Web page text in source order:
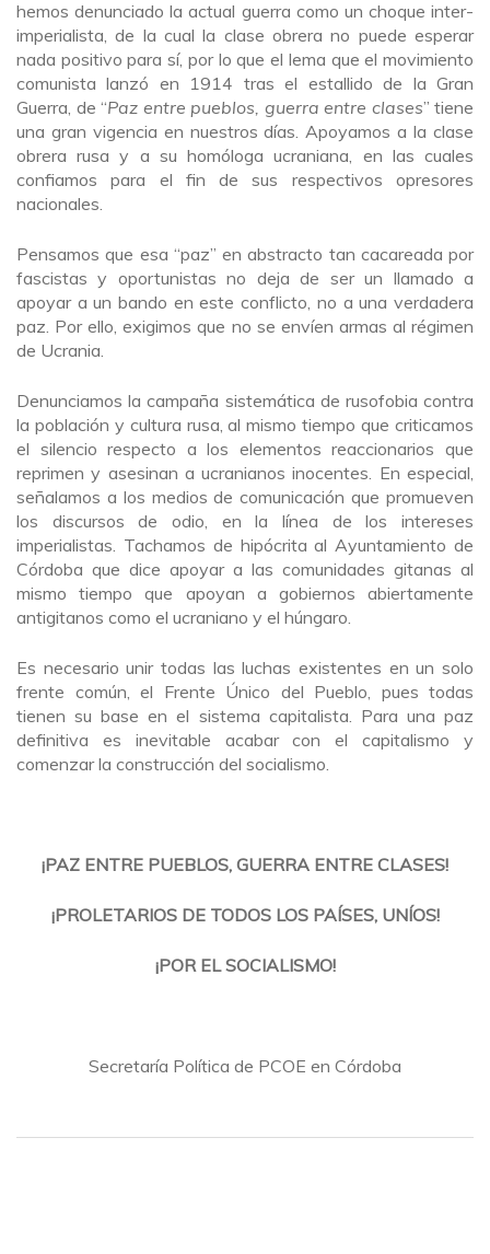
hemos denunciado la actual guerra como un choque inter-
imperialista, de la cual la clase obrera no puede esperar
nada positivo para sí, por lo que el lema que el movimiento
comunista lanzó en 1914 tras el estallido de la Gran
Guerra, de “Paz entre pueblos, guerra entre clases” tiene
una gran vigencia en nuestros días. Apoyamos a la clase
obrera rusa y a su homóloga ucraniana, en las cuales
confiamos para el fin de sus respectivos opresores
nacionales.
Pensamos que esa “paz” en abstracto tan cacareada por
fascistas y oportunistas no deja de ser un llamado a
apoyar a un bando en este conflicto, no a una verdadera
paz. Por ello, exigimos que no se envíen armas al régimen
de Ucrania.
Denunciamos la campaña sistemática de rusofobia contra
la población y cultura rusa, al mismo tiempo que criticamos
el silencio respecto a los elementos reaccionarios que
reprimen y asesinan a ucranianos inocentes. En especial,
señalamos a los medios de comunicación que promueven
los discursos de odio, en la línea de los intereses
imperialistas. Tachamos de hipócrita al Ayuntamiento de
Córdoba que dice apoyar a las comunidades gitanas al
mismo tiempo que apoyan a gobiernos abiertamente
antigitanos como el ucraniano y el húngaro.
Es necesario unir todas las luchas existentes en un solo
frente común, el Frente Único del Pueblo, pues todas
tienen su base en el sistema capitalista. Para una paz
definitiva es inevitable acabar con el capitalismo y
comenzar la construcción del socialismo.
¡PAZ ENTRE PUEBLOS, GUERRA ENTRE CLASES!
¡PROLETARIOS DE TODOS LOS PAÍSES, UNÍOS!
¡POR EL SOCIALISMO!
Secretaría Política de PCOE en Córdoba